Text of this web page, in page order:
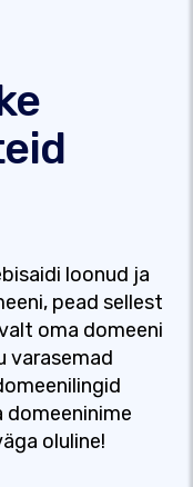
loonud ja
pead sellest
oma domeeni
varasemad
domeeninime
oluline!